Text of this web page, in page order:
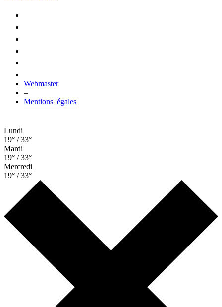
Webmaster
–
Mentions légales
Lundi
19° / 33°
Mardi
19° / 33°
Mercredi
19° / 33°